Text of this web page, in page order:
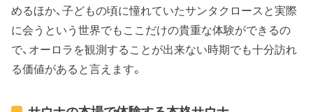
めるほか、子どもの頃に憧れていたサンタクロースと実際
に会うという世界でもここだけの貴重な体験ができるの
で、オーロラを観測することが出来ない時期でも十分訪れ
る価値があると言えます。